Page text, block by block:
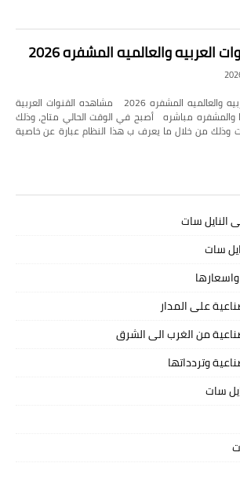
والعالميه المشفره 2026
شاهد جميع القنوات العربيه والعالميه المشفره 2026 مشاهده القنوات العربية
والمشفره مباشره أصبح في الوقت الحالي متاح، وذلك
وذلك من خلال ما يعرف ب هذا النظام عبارة عن خاصية
النايل سات
سات
على المدار
من الغرب الى الشرق
وتردداتها
سات